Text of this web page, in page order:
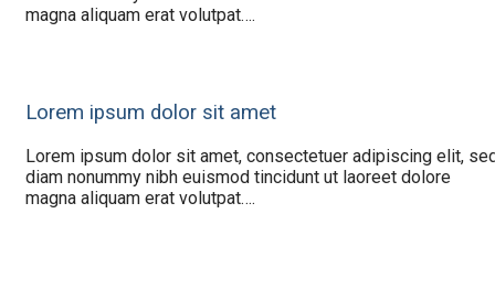
magna aliquam erat volutpat….
Lorem ipsum dolor sit amet
Lorem ipsum dolor sit amet, consectetuer adipiscing elit,
diam nonummy nibh euismod tincidunt ut laoreet dolore
magna aliquam erat volutpat….